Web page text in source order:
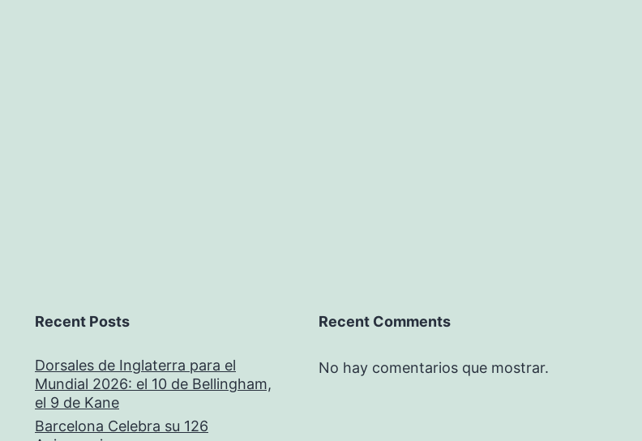
Recent Posts
Dorsales de Inglaterra para el
Mundial 2026: el 10 de Bellingham,
el 9 de Kane
Barcelona Celebra su 126
Recent Comments
No hay comentarios que mostrar.